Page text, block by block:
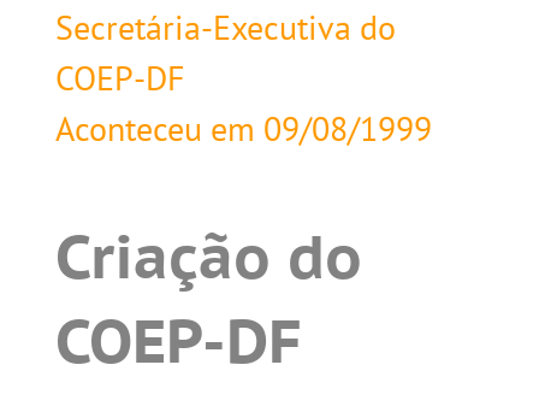
Secretária-Executiva do
COEP-DF
Aconteceu em 09/08/1999
Criação do
COEP-DF